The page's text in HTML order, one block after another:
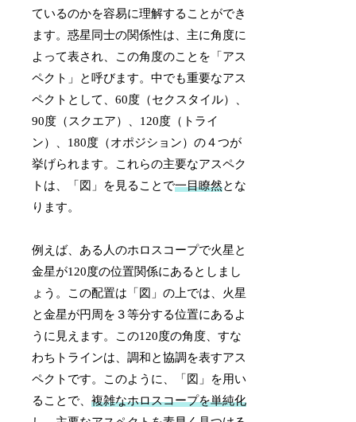
ているのかを容易に理解することができ
ます。惑星同士の関係性は、主に角度に
よって表され、この角度のことを「アス
ペクト」と呼びます。中でも重要なアス
ペクトとして、60度（セクスタイル）、
90度（スクエア）、120度（トライ
ン）、180度（オポジション）の４つが
挙げられます。これらの主要なアスペク
トは、「図」を見ることで一目瞭然とな
ります。
例えば、ある人のホロスコープで火星と
金星が120度の位置関係にあるとしまし
ょう。この配置は「図」の上では、火星
と金星が円周を３等分する位置にあるよ
うに見えます。この120度の角度、すな
わちトラインは、調和と協調を表すアス
ペクトです。このように、「図」を用い
ることで、複雑なホロスコープを単純化